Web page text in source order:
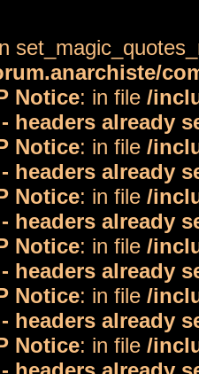
Notice: in file /
headers already
Notice: in file /
headers already
Notice: in file /
headers already
Notice: in file /
headers already
Notice: in file /
headers already
Notice: in file /